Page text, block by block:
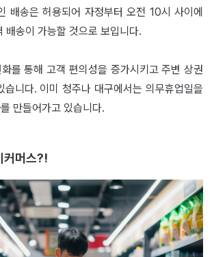
배송은 허용되어 자정부터 오전 10시 사이에
배송이 가능할 것으로 보입니다.
를 통해 고객 편의성을 증가시키고 주변 상권
습니다. 이미 청주나 대구에서는 의무휴업일을
만들어가고 있습니다.
커머스?!